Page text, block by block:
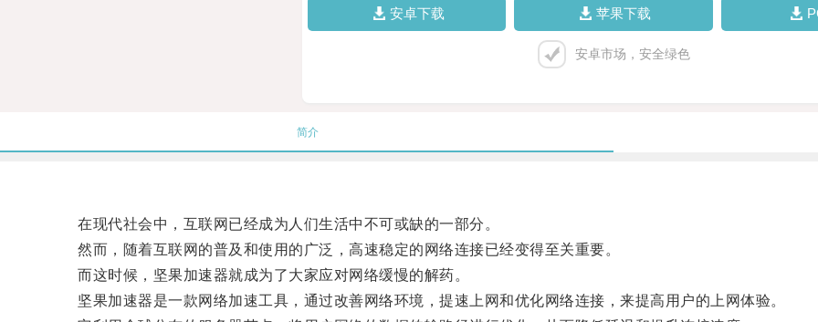
安卓下载 苹果下载
安卓市场，安全绿色
简介
在现代社会中，互联网已经成为人们生活中不可或缺的一部分。
然而，随着互联网的普及和使用的广泛，高速稳定的网络连接已经变得至关重要。
而这时候，坚果加速器就成为了大家应对网络缓慢的解药。
坚果加速器是一款网络加速工具，通过改善网络环境，提速上网和优化网络连接，来提高用户的上网体验。